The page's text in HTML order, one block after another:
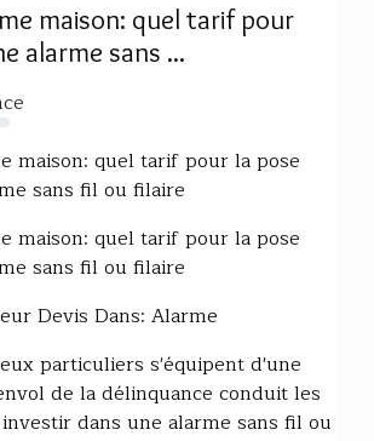
maison: quel tarif pour
alarme sans ...
maison: quel tarif pour la pose
sans fil ou filaire
maison: quel tarif pour la pose
sans fil ou filaire
Devis Dans: Alarme
particuliers s'équipent d'une
de la délinquance conduit les
dans une alarme sans fil ou